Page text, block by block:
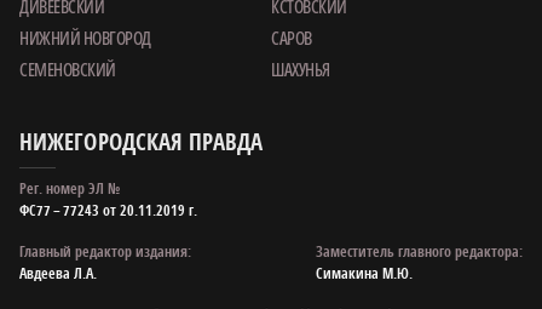
ваши семьи стали примером настоящей любви», — обратился к
парам Андрей Гнеушев.
Ведущей торжественной церемонии стала руководитель
«В Нижегородской области до 2030 года объявлено Пятилетие
семьи, а значит, в приоритете — повышение престижа института
брака. Свадьба в Нижегородской области — это не просто
семье, которую государство готово поддерживать на всех этапах
её становления», — сказала Ольга Краснова.